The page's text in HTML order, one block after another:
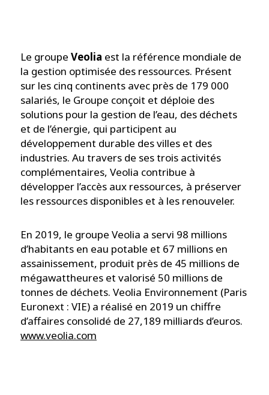
Le groupe Veolia est la référence mondiale de
la gestion optimisée des ressources. Présent
sur les cinq continents avec près de 179 000
salariés, le Groupe conçoit et déploie des
solutions pour la gestion de l’eau, des déchets
et de l’énergie, qui participent au
développement durable des villes et des
industries. Au travers de ses trois activités
complémentaires, Veolia contribue à
développer l’accès aux ressources, à préserver
les ressources disponibles et à les renouveler.
En 2019, le groupe Veolia a servi 98 millions
d’habitants en eau potable et 67 millions en
assainissement, produit près de 45 millions de
mégawattheures et valorisé 50 millions de
tonnes de déchets. Veolia Environnement (Paris
Euronext : VIE) a réalisé en 2019 un chiffre
d’affaires consolidé de 27,189 milliards d’euros.
www.veolia.com